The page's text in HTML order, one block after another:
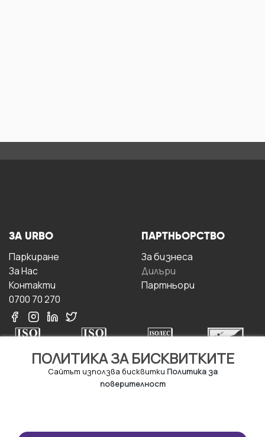
ПОЛИТИКА ЗА БИСКВИТКИТЕ
Сайтът използва бисквитки Политика за
поверителност
ЗА URBO
Паркиране
За Hас
Контакти
0700 70 270
ПАРТНЬОРСТВО
За бизнесa
Дилъри
Партньори
Правила и условия за